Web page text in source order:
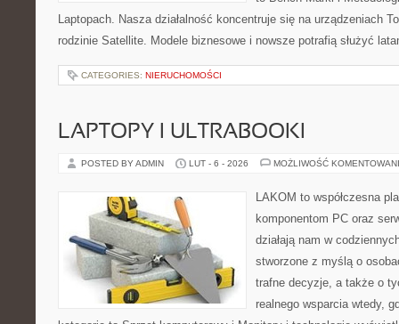
Laptopach. Nasza działalność koncentruje się na urządzeniach
rodzinie Satellite. Modele biznesowe i nowsze potrafią służyć
CATEGORIES: NIERUCHOMOŚCI
LAPTOPY I ULTRABOOKI
POSTED BY ADMIN LUT - 6 - 2026 MOŻLIWOŚĆ
LAKOM to współczesna
komponentom PC oraz
działają nam w
stworzone z myślą o
trafne decyzje, a także o
realnego wsparcia wtedy,